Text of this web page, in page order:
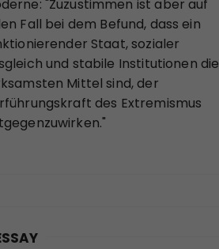
"Zuzustimmen ist aber auf
Fall bei dem Befund, dass ein
Staat, sozialer
und stabile Institutionen die
Mittel sind, der
des Extremismus